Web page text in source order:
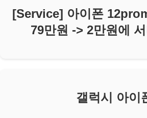
[Service] 아이폰
79만원 -> 2만원에 서
갤럭시 아이